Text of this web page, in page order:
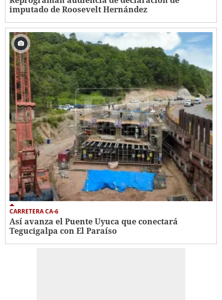
imputado de Roosevelt Hernández
CARRETERA CA-6
Así avanza el Puente Uyuca que conectará
Tegucigalpa con El Paraíso